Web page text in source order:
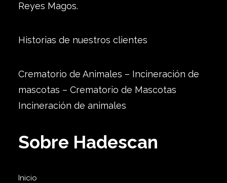
Reyes Magos.
Historias de nuestros clientes
Crematorio de Animales – Incineración de
mascotas – Crematorio de Mascotas
Incineración de animales
Sobre Hadescan
Inicio